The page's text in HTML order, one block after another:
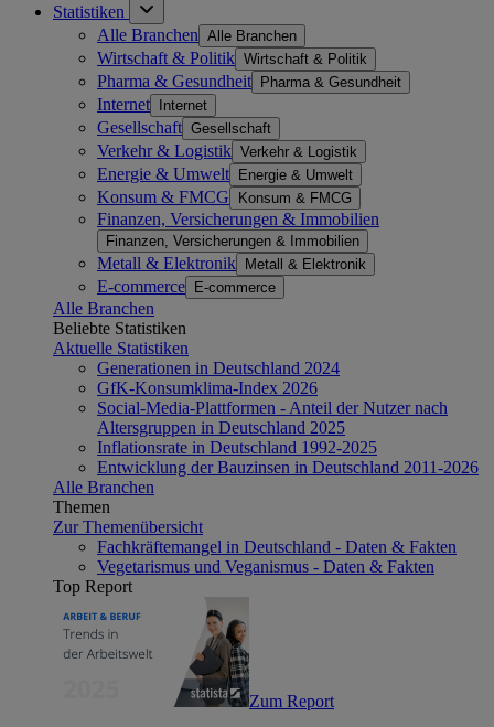
Statistiken
Alle Branchen Alle Branchen
Wirtschaft & Politik Wirtschaft & Politik
Pharma & Gesundheit Pharma & Gesundheit
Internet Internet
Gesellschaft Gesellschaft
Verkehr & Logistik Verkehr & Logistik
Energie & Umwelt Energie & Umwelt
Konsum & FMCG Konsum & FMCG
Finanzen, Versicherungen & Immobilien
Finanzen, Versicherungen & Immobilien
Metall & Elektronik Metall & Elektronik
E-commerce E-commerce
Alle Branchen
Beliebte Statistiken
Aktuelle Statistiken
Generationen in Deutschland 2024
GfK-Konsumklima-Index 2026
Social-Media-Plattformen - Anteil der Nutzer nach
Altersgruppen in Deutschland 2025
Inflationsrate in Deutschland 1992-2025
Entwicklung der Bauzinsen in Deutschland 2011-2026
Alle Branchen
Themen
Zur Themenübersicht
Fachkräftemangel in Deutschland - Daten & Fakten
Vegetarismus und Veganismus - Daten & Fakten
Top Report
Zum Report